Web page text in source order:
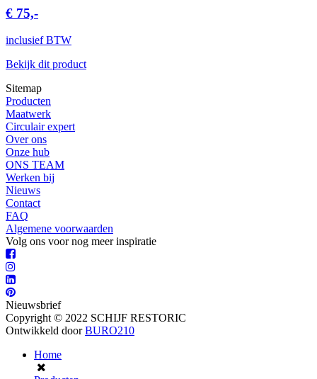
€ 75,-
inclusief BTW
Bekijk dit product
Sitemap
Producten
Maatwerk
Circulair expert
Over ons
Onze hub
ONS TEAM
Werken bij
Nieuws
Contact
FAQ
Algemene voorwaarden
Volg ons voor nog meer inspiratie
Nieuwsbrief
Copyright © 2022 SCHIJF RESTORIC
Ontwikkeld doorBURO210
Home